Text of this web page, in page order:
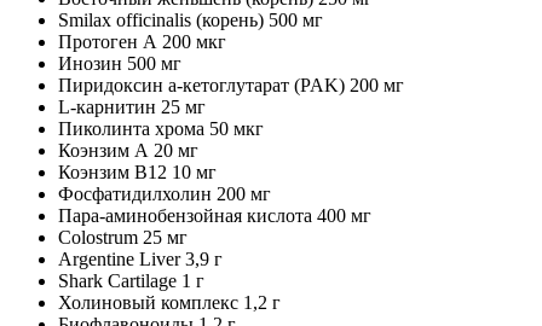
Smilax officinalis (корень) 500 мг
Протоген А 200 мкг
Инозин 500 мг
Пиридоксин a-кетоглутарат (PAK) 200 мг
L-карнитин 25 мг
Пиколинта хрома 50 мкг
Коэнзим А 20 мг
Коэнзим В12 10 мг
Фосфатидилхолин 200 мг
Пара-аминобензойная кислота 400 мг
Colostrum 25 мг
Argentine Liver 3,9 г
Shark Cartilage 1 г
Холиновый комплекс 1,2 г